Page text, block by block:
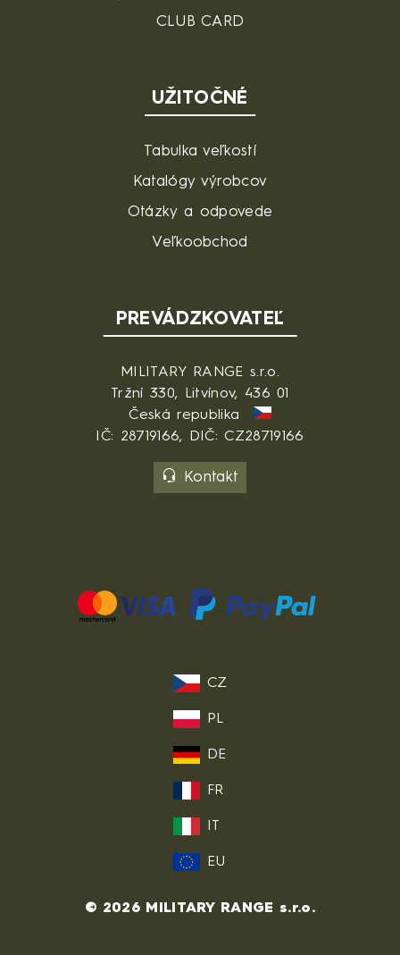
CLUB CARD
UŽITOČNÉ
Tabulka veľkostí
Katalógy výrobcov
Otázky a odpovede
Veľkoobchod
PREVÁDZKOVATEĽ
MILITARY RANGE s.r.o.
Tržní 330, Litvínov, 436 01
Česká republika
IČ: 28719166, DIČ: CZ28719166
Kontakt
CZ
PL
DE
FR
EU
© 2026 MILITARY RANGE s.r.o.